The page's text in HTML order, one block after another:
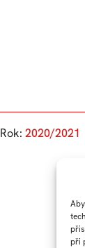
při
Rok:2020/2021